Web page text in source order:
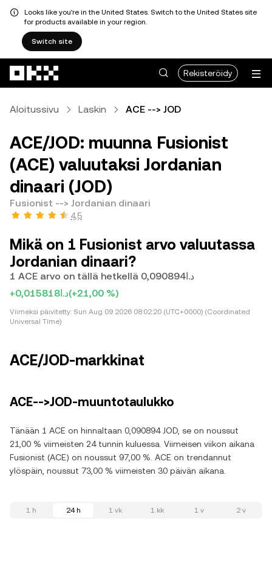
Looks like you're in the United States. Switch to the United States site
for products available in your region.
Switch site
Rekisteröidy
Aloitussivu Laskin ACE --> JOD
ACE/JOD: muunna Fusionist
(ACE) valuutaksi Jordanian
dinaari (JOD)
Fusionist --> Jordanian dinaari
4,5
Mikä on 1 Fusionist arvo valuutassa
Jordanian dinaari?
1 ACE arvo on tällä hetkellä د.ا0,090894
+د.ا0,015818(+21,00 %)
Viimeksi päivitetty: Sun Aug 09 2026 08:02:20 (UTC+0000) (Coordinated
Universal Time)
ACE/JOD-markkinat
ACE-->JOD-muuntotaulukko
Tänään 1 ACE on hinnaltaan 0,090894 JOD, se on noussut
21,00 % viimeisten 24 tunnin kuluessa. Viimeisen viikon aikana
Fusionist (ACE) on noussut 97,00 %. ACE on trendannut
ylöspäin, noussut 73,00 % viimeisten 30 päivän aikana.
1 h 24 h 1 vk 1 kk 1 v 2 v